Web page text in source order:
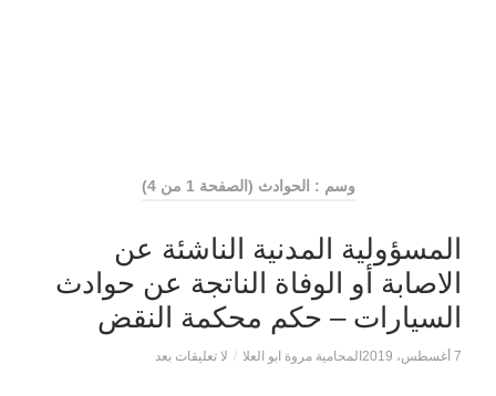
وسم : الحوادث (الصفحة 1 من 4)
المسؤولية المدنية الناشئة عن
الاصابة أو الوفاة الناتجة عن حوادث
السيارات – حكم محكمة النقض
7 أغسطس، 2019 المحامية مروة ابو العلا / لا تعليقات بعد